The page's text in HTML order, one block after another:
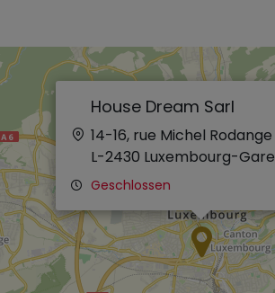
House Dream Sarl
14-16, rue Michel Rodange
L-2430 Luxembourg-Gare
Geschlossen